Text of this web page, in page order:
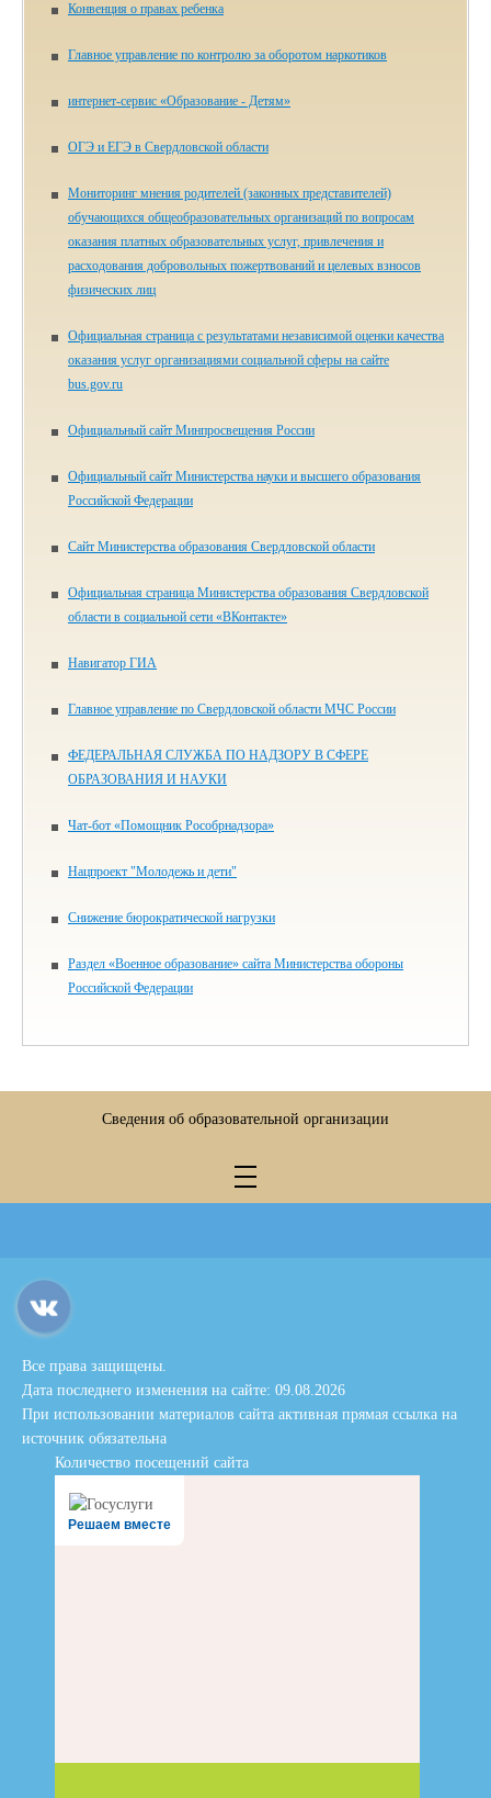
Конвенция о правах ребенка
Главное управление по контролю за оборотом наркотиков
ин­тер­нет-сер­вис «Об­ра­зо­ва­ние - Де­тям»
ОГЭ и ЕГЭ в Свердловской области
Мониторинг мнения родителей (законных представителей)
обучающихся общеобразовательных организаций по вопросам
оказания платных образовательных услуг, привлечения и
расходования добровольных пожертвований и целевых взносов
физических лиц
Официальная страница с результатами независимой оценки качества
оказания услуг организациями социальной сферы на сайте
bus.gov.ru
Официальный сайт Минпросвещения России
Официальный сайт Министерства науки и высшего образования
Российской Федерации
Сайт Министерства образования Свердловской области
Официальная страница Министерства образования Свердловской
области в социальной сети «ВКонтакте»
Навигатор ГИА
Главное управление по Свердловской области МЧС России
ФЕДЕРАЛЬНАЯ СЛУЖБА ПО НАДЗОРУ В СФЕРЕ
ОБРАЗОВАНИЯ И НАУКИ
Чат-бот «Помощник Рособрнадзора»
Нацпроект "Молодежь и дети"
Снижение бюрократической нагрузки
Раздел «Военное образование» сайта Министерства обороны
Российской Федерации
Сведения об образовательной организации
Все права защищены.
Дата последнего изменения на сайте: 09.08.2026
При использовании материалов сайта активная прямая ссылка на
источник обязательна
Количество посещений сайта
Решаем вместе